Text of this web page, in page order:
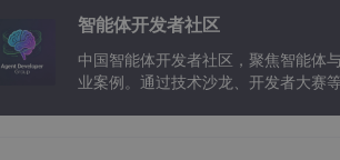
5：个性风格定制
调整指令
智能体开发者社区
中国智能体开发者社区，聚焦智能体
业案例。通过技术沙龙、开发者大赛